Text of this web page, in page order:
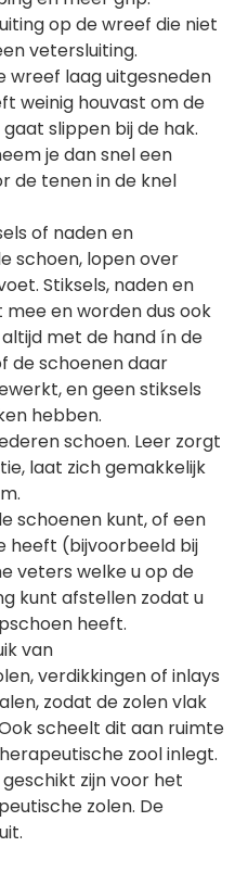
op de wreef die niet
vetersluiting.
wreef laag uitgesneden
weinig houvast om de
slippen bij de hak.
je dan snel een
de tenen in de knel
of naden en
schoen, lopen over
Stiksels, naden en
en worden dus ook
met de hand ín de
de schoenen daar
en geen stiksels
hebben.
schoen. Leer zorgt
laat zich gemakkelijk
schoenen kunt, of een
heeft (bijvoorbeeld bij
veters welke u op de
kunt afstellen zodat u
heeft.
van
verdikkingen of inlays
zodat de zolen vlak
scheelt dit aan ruimte
zool inlegt.
zijn voor het
zolen. De